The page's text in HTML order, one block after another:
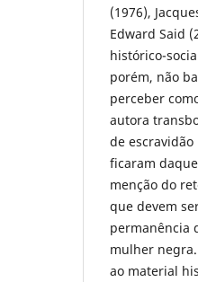
(1976),
Edward Said
histórico-
porém, não
perceber
autora
de
ficaram
menção do
que devem
permanência
mulher
ao material